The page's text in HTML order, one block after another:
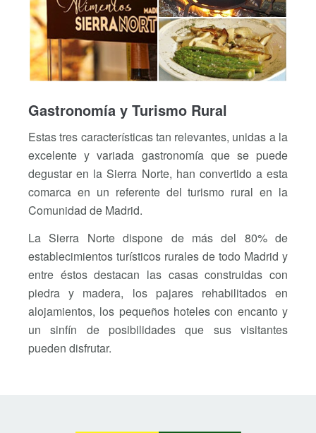
Gastronomía y Turismo Rural
Estas tres características tan relevantes, unidas a la
excelente y variada gastronomía que se puede
degustar en la Sierra Norte, han convertido a esta
comarca en un referente del turismo rural en la
Comunidad de Madrid.
La Sierra Norte dispone de más del 80% de
establecimientos turísticos rurales de todo Madrid y
entre éstos destacan las casas construidas con
piedra y madera, los pajares rehabilitados en
alojamientos, los pequeños hoteles con encanto y
un sinfín de posibilidades que sus visitantes
pueden disfrutar.